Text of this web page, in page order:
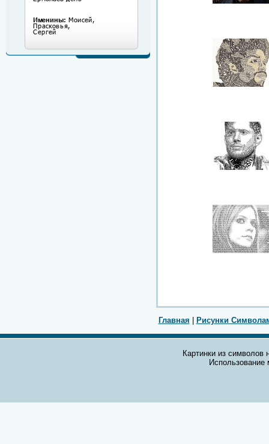
Главная Рисунки
Картинки из символов
Использование